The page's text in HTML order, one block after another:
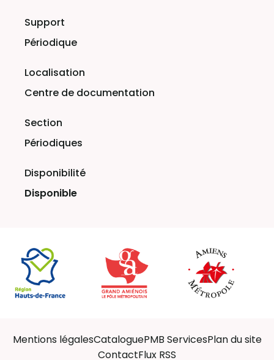
Périodique
Centre de documentation
Périodiques
Disponible
Mentions légalesCataloguePMB ServicesPlan du site
ContactFlux RSS